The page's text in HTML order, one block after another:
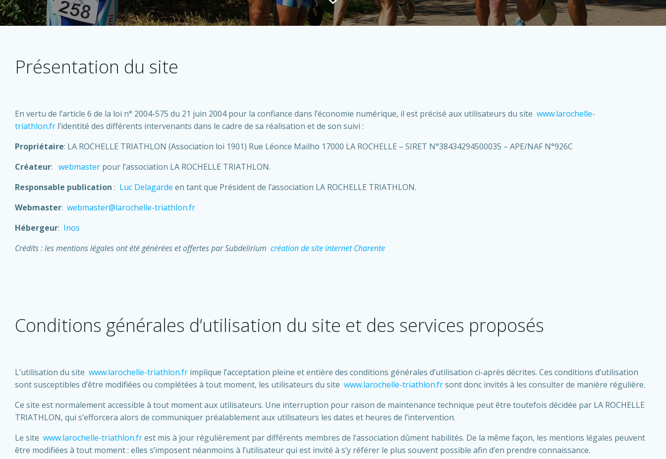
Présentation du site
En vertu de l’article 6 de la loi n° 2004-575 du 21 juin 2004 pour la confiance dans l’économie numérique, il est précisé aux utilisateurs du site www.larochelle-
triathlon.fr l’identité des différents intervenants dans le cadre de sa réalisation et de son suivi :
Propriétaire: LA ROCHELLE TRIATHLON (Association loi 1901) Rue Léonce Mailho 17000 LA ROCHELLE – SIRET N°38434294500035 – APE/NAF N°926C
Créateur: webmaster pour l’association LA ROCHELLE TRIATHLON.
Responsable publication : Luc Delagarde en tant que Président de l’association LA ROCHELLE TRIATHLON.
Webmaster: webmaster@larochelle-triathlon.fr
Hébergeur: Inos
Crédits : les mentions légales ont été générées et offertes par Subdelirium création de site internet Charente
Conditions générales d’utilisation du site et des services proposés
L’utilisation du site www.larochelle-triathlon.fr implique l’acceptation pleine et entière des conditions générales d’utilisation ci-après décrites. Ces conditions d’utilisation
sont susceptibles d’être modifiées ou complétées à tout moment, les utilisateurs du site www.larochelle-triathlon.frsont donc invités à les consulter de manière régulière.
Ce site est normalement accessible à tout moment aux utilisateurs. Une interruption pour raison de maintenance technique peut être toutefois décidée par LA ROCHELLE
TRIATHLON, qui s’efforcera alors de communiquer préalablement aux utilisateurs les dates et heures de l’intervention.
Le site www.larochelle-triathlon.frest mis à jour régulièrement par différents membres de l’association dûment habilités. De la même façon, les mentions légales peuvent
être modifiées à tout moment : elles s’imposent néanmoins à l’utilisateur qui est invité à s’y référer le plus souvent possible afin d’en prendre connaissance.